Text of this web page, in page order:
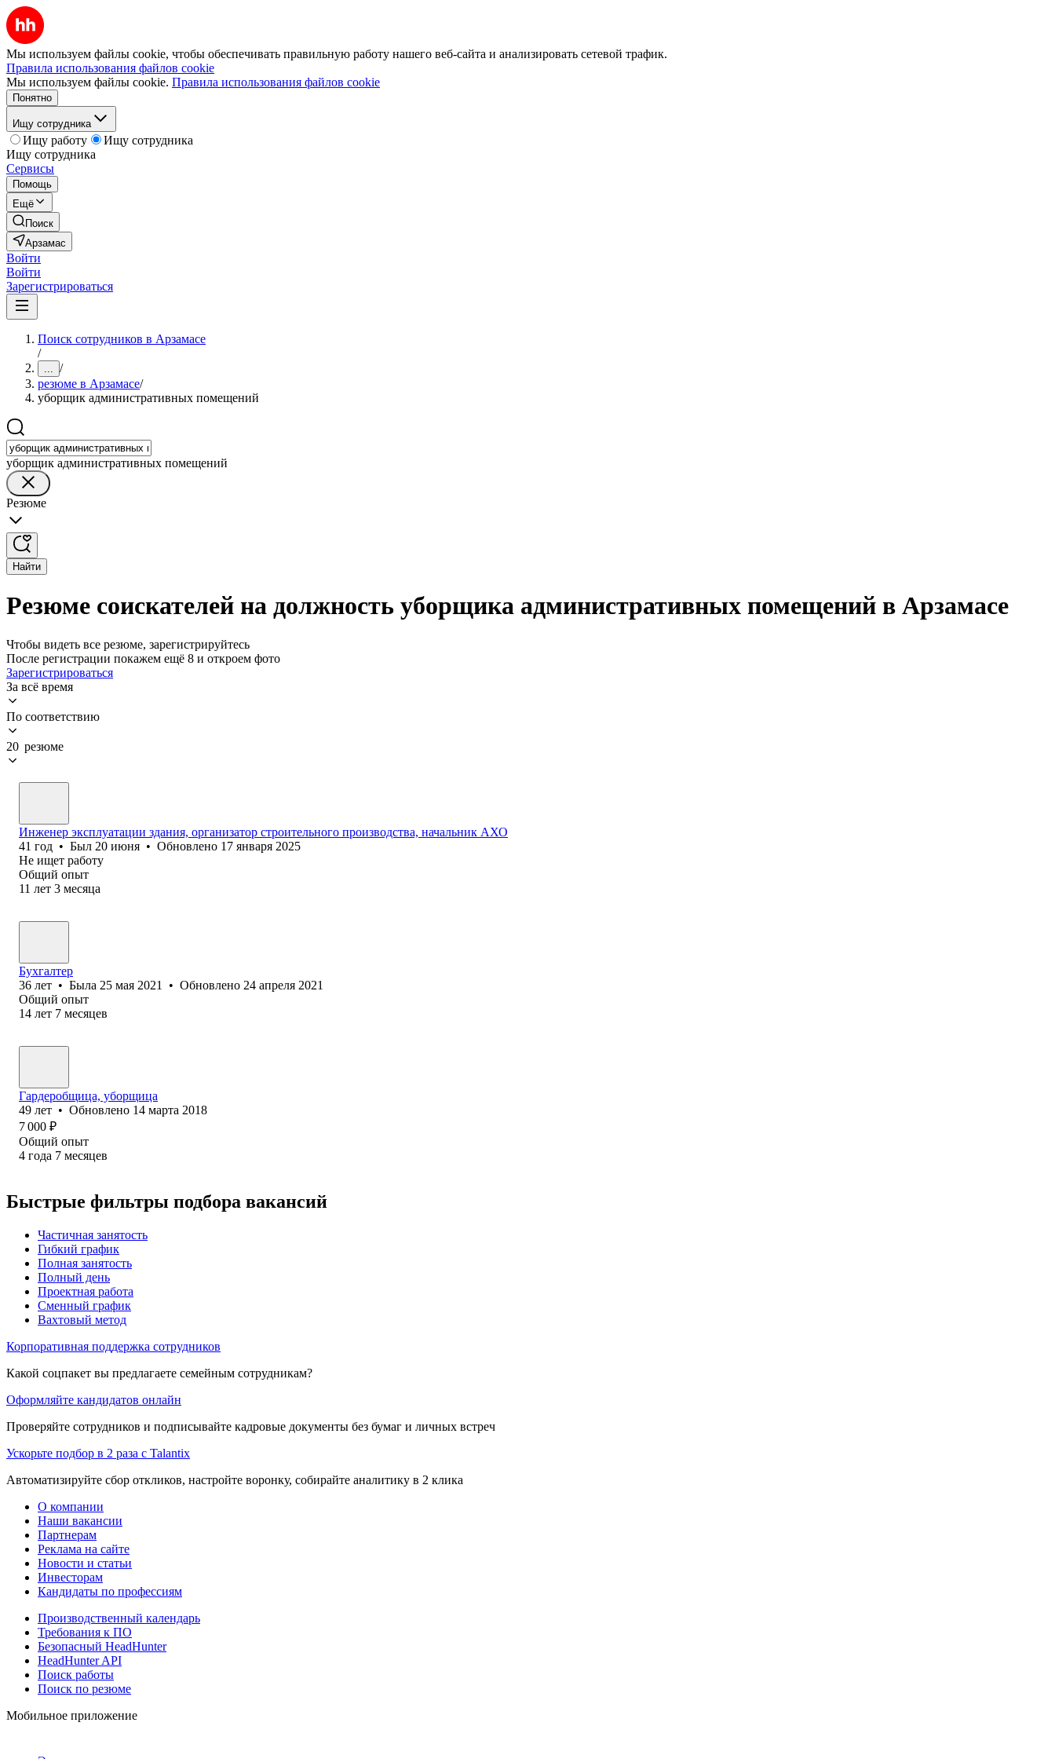
Мы используем файлы cookie, чтобы обеспечивать правильную работу нашего веб-сайта и анализировать сетевой трафик.
Правила использования файлов cookie
Мы используем файлы cookie. Правила использования файлов cookie
Понятно
Ищу сотрудника
Ищу работу
Ищу сотрудника
Ищу сотрудника
Сервисы
Помощь
Ещё
Поиск
Арзамас
Войти
Войти
Зарегистрироваться
Поиск сотрудников в Арзамасе
/
... /
резюме в Арзамасе/
уборщик административных помещений
уборщик административных помещений
Резюме
Найти
Резюме соискателей на должность уборщика административных помещений в Арзамасе
Чтобы видеть все резюме, зарегистрируйтесь
После регистрации покажем ещё 8 и откроем фото
Зарегистрироваться
За всё время
По соответствию
20 резюме
Инженер эксплуатации здания, организатор строительного производства, начальник АХО
41 год • Был 20 июня • Обновлено 17 января 2025
Не ищет работу
Общий опыт
11 лет 3 месяца
Бухгалтер
36 лет • Была 25 мая 2021 • Обновлено 24 апреля 2021
Общий опыт
14 лет 7 месяцев
Гардеробщица, уборщица
49 лет • Обновлено 14 марта 2018
7 000 ₽
Общий опыт
4 года 7 месяцев
Быстрые фильтры подбора вакансий
Частичная занятость
Гибкий график
Полная занятость
Полный день
Проектная работа
Сменный график
Вахтовый метод
Корпоративная поддержка сотрудников
Какой соцпакет вы предлагаете семейным сотрудникам?
Оформляйте кандидатов онлайн
Проверяйте сотрудников и подписывайте кадровые документы без бумаг и личных встреч
Ускорьте подбор в 2 раза с Talantix
Автоматизируйте сбор откликов, настройте воронку, собирайте аналитику в 2 клика
О компании
Наши вакансии
Партнерам
Реклама на сайте
Новости и статьи
Инвесторам
Кандидаты по профессиям
Производственный календарь
Требования к ПО
Безопасный HeadHunter
HeadHunter API
Поиск работы
Поиск по резюме
Мобильное приложение